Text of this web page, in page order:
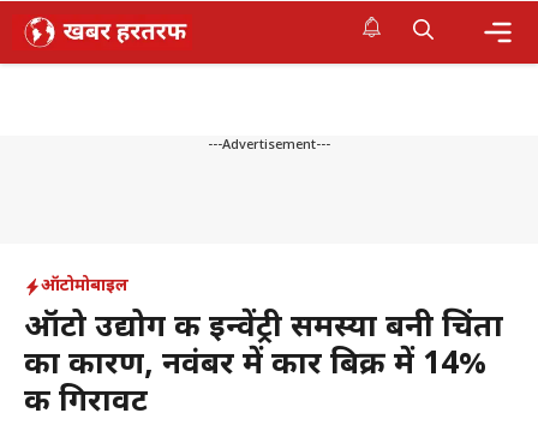
Skip
---Advertisement---
ऑटोमोबाइल
ऑटो उद्योग की इन्वेंट्री समस्या बनी चिंता
का कारण, नवंबर में कार बिक्री में 14%
की गिरावट